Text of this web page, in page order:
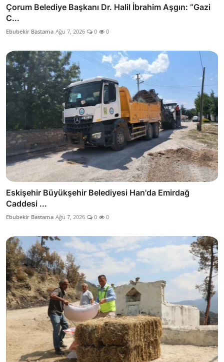
Çorum Belediye Başkanı Dr. Halil İbrahim Aşgın: “Gazi
C...
Ebubekir Bastama Ağu 7, 2026 0 0
Eskişehir Büyükşehir Belediyesi Han'da Emirdağ
Caddesi ...
Ebubekir Bastama Ağu 7, 2026 0 0